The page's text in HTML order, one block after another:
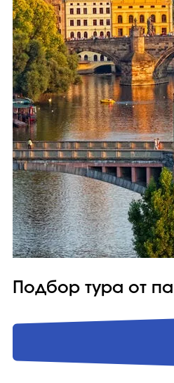
Подбор тура от